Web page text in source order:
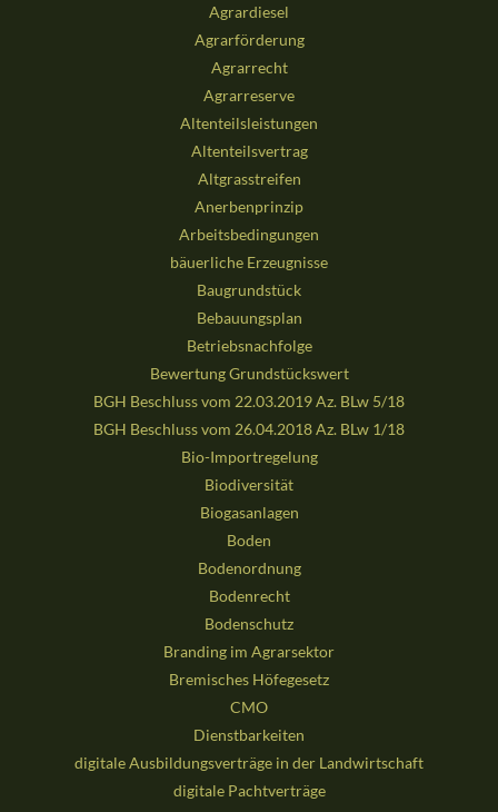
Agrardiesel
Agrarförderung
Agrarrecht
Agrarreserve
Altenteilsleistungen
Altenteilsvertrag
Altgrasstreifen
Anerbenprinzip
Arbeitsbedingungen
bäuerliche Erzeugnisse
Baugrundstück
Bebauungsplan
Betriebsnachfolge
Bewertung Grundstückswert
BGH Beschluss vom 22.03.2019 Az. BLw 5/18
BGH Beschluss vom 26.04.2018 Az. BLw 1/18
Bio-Importregelung
Biodiversität
Biogasanlagen
Boden
Bodenordnung
Bodenrecht
Bodenschutz
Branding im Agrarsektor
Bremisches Höfegesetz
CMO
Dienstbarkeiten
digitale Ausbildungsverträge in der Landwirtschaft
digitale Pachtverträge